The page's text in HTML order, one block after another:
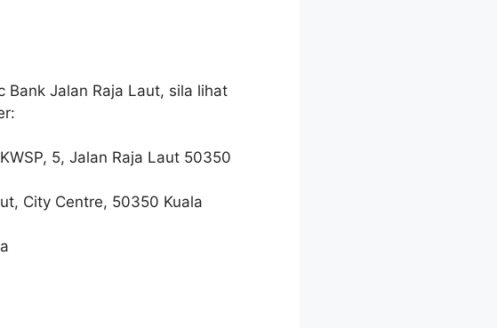
Bank Jalan Raja Laut, sila lihat
5, Jalan Raja Laut 50350
City Centre, 50350 Kuala